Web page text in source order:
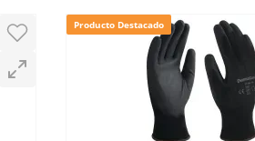
Producto Destacado